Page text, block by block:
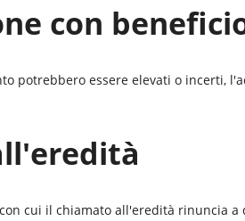
con
potrebbero essere elevati o incerti,
cui il chiamato all'eredità rinuncia